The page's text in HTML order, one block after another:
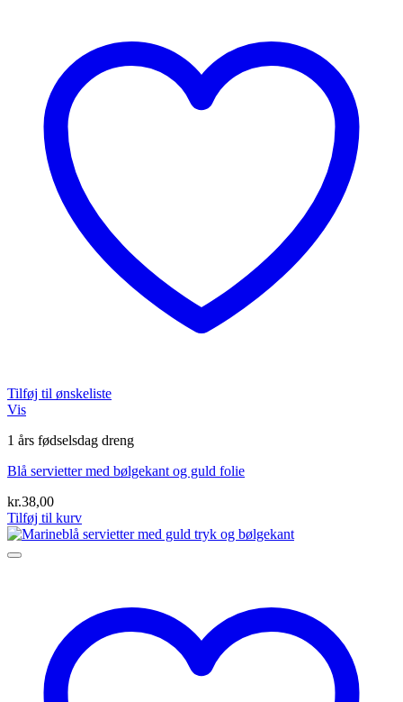
Tilføj til ønskeliste
Vis
1 års fødselsdag dreng
Blå servietter med bølgekant og guld folie
kr.38,00
Tilføj til kurv